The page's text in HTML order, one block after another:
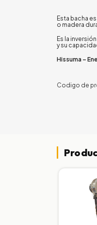
Esta bacha
o madera
Es la
y su
Hissuma –
Codigo de